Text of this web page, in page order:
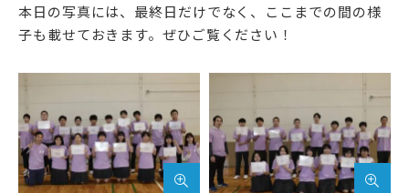
サイトポリシー・プライ
バシーポリシー
follow us
公式SNSアカウント
本日の写真には、最終日だけでなく、ここまでの間の様
子も載せておきます。ぜひご覧ください！